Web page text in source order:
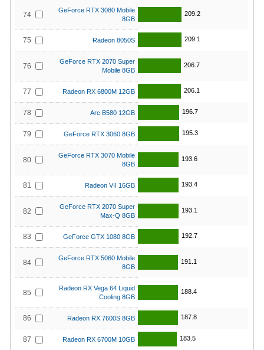
74
GeForce RTX 3080 Mobile
8GB
209.2
75 Radeon 8050S 209.1
76
GeForce RTX 2070 Super
Mobile 8GB
206.7
77 Radeon RX 6800M 12GB 206.1
78 Arc B580 12GB 196.7
79 GeForce RTX 3060 8GB 195.3
80
GeForce RTX 3070 Mobile
8GB
193.6
81 Radeon VII 16GB 193.4
82
GeForce RTX 2070 Super
Max-Q 8GB
193.1
83 GeForce GTX 1080 8GB 192.7
84
GeForce RTX 5060 Mobile
8GB
191.1
85
Radeon RX Vega 64 Liquid
Cooling 8GB
188.4
86 Radeon RX 7600S 8GB 187.8
87 Radeon RX 6700M 10GB 183.5